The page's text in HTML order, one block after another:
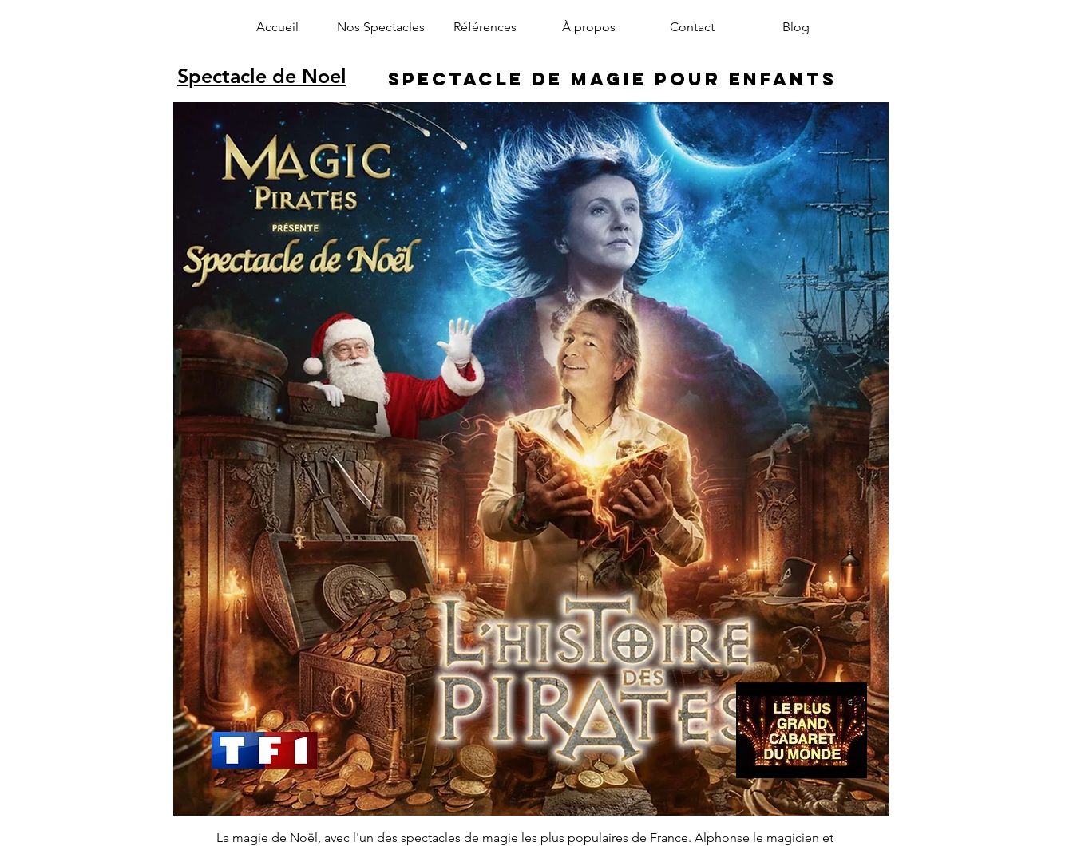
Accueil Nos Spectacles Références À propos Contact Blog
Spectacle de Noel Spectacle de Magie pour enfants
Alphonse le magicien arbre de noël
La magie de Noël, avec l'un des spectacles de magie les plus populaires de France. Alphonse le magicien et